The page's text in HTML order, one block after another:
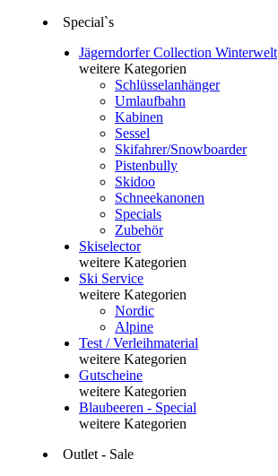
Special`s
Jägerndorfer Collection Winterwelt
weitere Kategorien
Schlüsselanhänger
Umlaufbahn
Kabinen
Sessel
Skifahrer/Snowboarder
Pistenbully
Skidoo
Schneekanonen
Specials
Zubehör
Skiselector
weitere Kategorien
Ski Service
weitere Kategorien
Nordic
Alpine
Test / Verleihmaterial
weitere Kategorien
Gutscheine
weitere Kategorien
Blaubeeren - Special
weitere Kategorien
Outlet - Sale